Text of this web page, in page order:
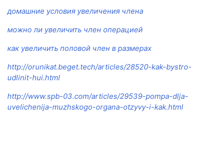
домашние условия увеличения члена
можно ли увеличить член операцией
как увеличить половой член в размерах
http://orunikat.beget.tech/articles/28520-kak-bystro-
udlinit-hui.html
http://www.spb-03.com/articles/29539-pompa-dlja-
uvelichenija-muzhskogo-organa-otzyvy-i-kak.html